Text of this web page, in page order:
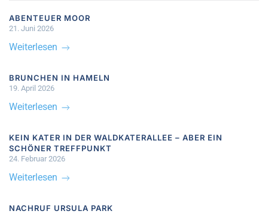
ABENTEUER MOOR
21. Juni 2026
Weiterlesen
BRUNCHEN IN HAMELN
19. April 2026
Weiterlesen
KEIN KATER IN DER WALDKATERALLEE – ABER EIN
SCHÖNER TREFFPUNKT
24. Februar 2026
Weiterlesen
NACHRUF URSULA PARK